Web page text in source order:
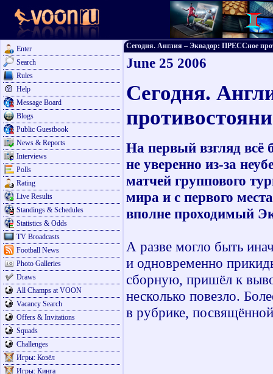
Enter
Search
Rules
Help
Message Board
Blogs
Public Guestbook
News & Reports
Interviews
Polls
Rating
Live Results
Standings & Schedules
Statistics & Odds
TV Broadcasts
Football News
Photo Galleries
Draws
All Champs at VOON
Vacancy Search
Offers & Invitations
Squads
Challenges
Игры: Козёл
Игры: Кинга
Сегодня. Англия – Эквадор: ПРЕССное
June 25 2006
Сегодня.
На первый взгляд всё
не уверенно из-за
матчей группового
мира и с первого
вполне проходимый
А разве могло быть
и одновременно
сборную, пришёл к
несколько повезло.
в рубрике,